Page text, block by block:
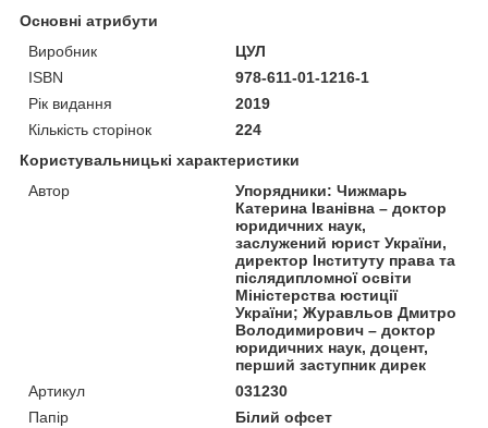
Основні атрибути
Виробник
ЦУЛ
ISBN
978-611-01-1216-1
Рік видання
2019
Кількість сторінок
224
Користувальницькі характеристики
Автор
Упорядники: Чижмарь
Катерина Іванівна – доктор
юридичних наук,
заслужений юрист України,
директор Інституту права та
післядипломної освіти
Міністерства юстиції
України; Журавльов Дмитро
Володимирович – доктор
юридичних наук, доцент,
перший заступник дирек
Артикул
031230
Папір
Білий офсет